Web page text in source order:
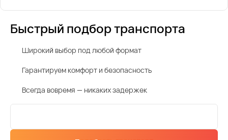
Быстрый подбор транспорта
Широкий выбор под любой формат
Гарантируем комфорт и безопасность
Всегда вовремя — никаких задержек